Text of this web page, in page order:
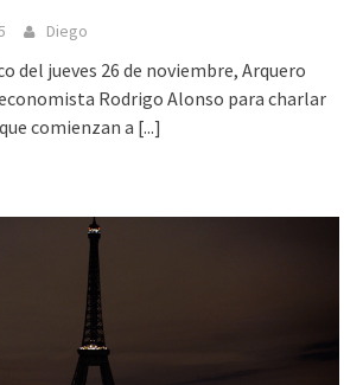
Diego
del jueves 26 de noviembre, Arquero
Rodrigo Alonso para charlar
comienzan a [...]